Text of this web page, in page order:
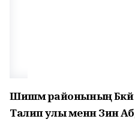
Шишмә районының Бәкәй
Талип улы менән Зиәнә